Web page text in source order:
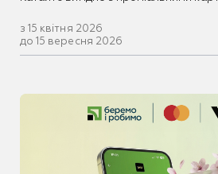
з 15 квітня 2026
до 15 вересня 2026